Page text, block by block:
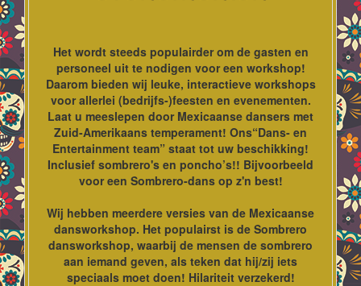
Het wordt steeds populairder om de gasten en
personeel uit te nodigen voor een workshop!
Daarom bieden wij leuke, interactieve workshops
voor allerlei (bedrijfs-)feesten en evenementen.
Laat u meeslepen door Mexicaanse dansers met
Zuid-Amerikaans temperament! Ons“Dans- en
Entertainment team” staat tot uw beschikking!
Inclusief sombrero's en poncho’s!! Bijvoorbeeld
voor een Sombrero-dans op z'n best!
Wij hebben meerdere versies van de Mexicaanse
dansworkshop. Het populairst is de Sombrero
dansworkshop, waarbij de mensen de sombrero
aan iemand geven, als teken dat hij/zij iets
speciaals moet doen! Hilariteit verzekerd!